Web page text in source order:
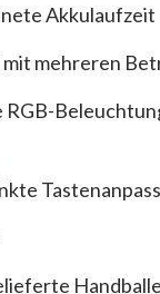
Akkulaufzeit
mehreren
RGB-